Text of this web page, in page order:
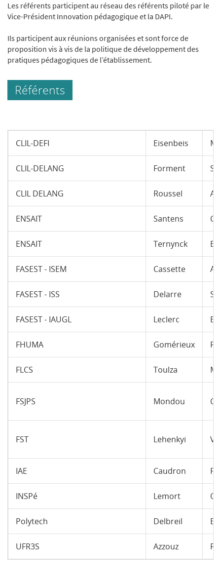
Les référents participent au réseau des référents piloté par le
Vice-Président Innovation pédagogique et la DAPI.
Ils participent aux réunions organisées et sont force de
proposition vis à vis de la politique de développement des
pratiques pédagogiques de l’établissement.
Référents
CLIL-DEFI Eisenbeis
CLIL-DELANG Forment
CLIL DELANG Roussel
ENSAIT Santens
ENSAIT Ternynck
FASEST - ISEM Cassette
FASEST - ISS Delarre
FASEST - IAUGL Leclerc
FHUMA Gomérieux
FLCS Toulza
FSJPS Mondou
FST Lehenkyi
IAE Caudron
INSPé Lemort
Polytech Delbreil
UFR3S Azzouz